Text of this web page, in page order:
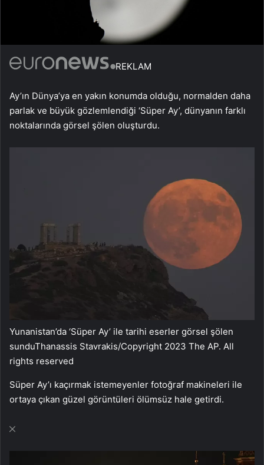
REKLAM
Ay’ın Dünya’ya en yakın konumda olduğu, normalden daha
parlak ve büyük gözlemlendiği ‘Süper Ay’, dünyanın farklı
noktalarında görsel şölen oluşturdu.
Yunanistan’da ‘Süper Ay’ ile tarihi eserler görsel şölen
sunduThanassis Stavrakis/Copyright 2023 The AP. All
rights reserved
Süper Ay’ı kaçırmak istemeyenler fotoğraf makineleri ile
ortaya çıkan güzel görüntüleri ölümsüz hale getirdi.